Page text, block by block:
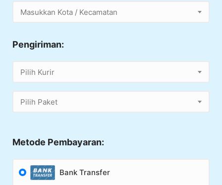
Masukkan Kota / Kecamatan
Pengiriman:
Pilih Kurir
Pilih Paket
Metode Pembayaran:
Bank Transfer